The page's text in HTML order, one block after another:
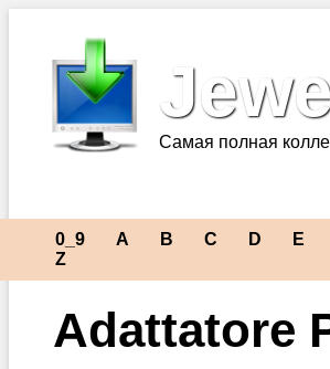
Самая полная
0_9 A B C D E
Z
Adattatore